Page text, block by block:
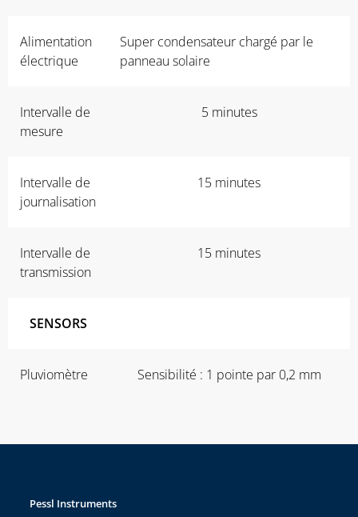
Alimentation
électrique
Super condensateur chargé par le
panneau solaire
Intervalle de
mesure
5 minutes
Intervalle de
journalisation
15 minutes
Intervalle de
transmission
15 minutes
SENSORS
Pluviomètre Sensibilité : 1 pointe par 0,2 mm
Pessl Instruments